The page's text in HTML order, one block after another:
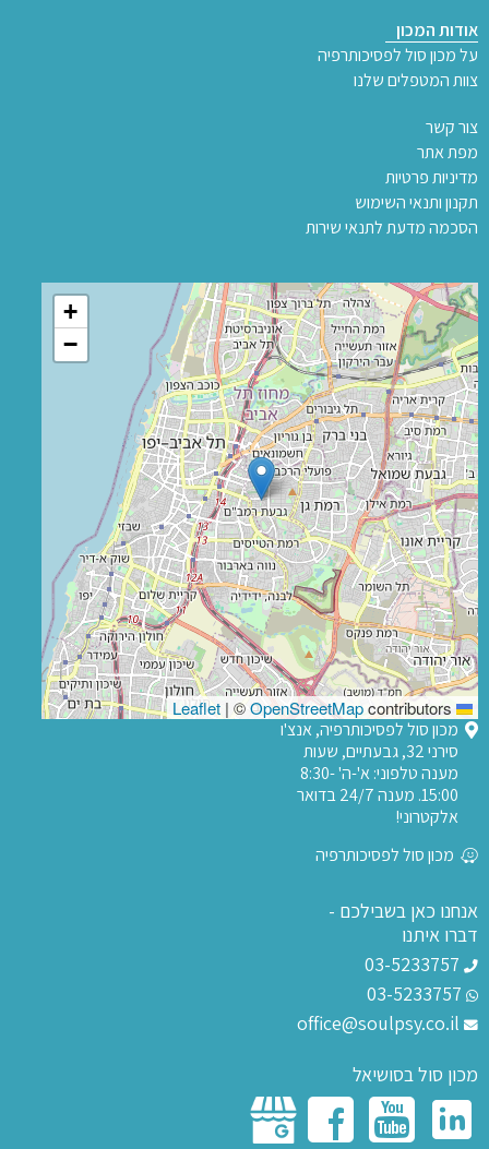
אודות המכון
על מכון סול לפסיכותרפיה
צוות המטפלים שלנו
צור קשר
מפת אתר
מדיניות פרטיות
תקנון ותנאי השימוש
הסכמה מדעת לתנאי שירות
+
−
| ©OpenStreetMapcontributors
מכון סול לפסיכותרפיה, אנצ'ו
סירני 32, גבעתיים, שעות
מענה טלפוני: א'-ה' 8:30-
15:00. מענה 24/7 בדואר
אלקטרוני!
מכון סול לפסיכותרפיה
אנחנו כאן בשבילכם -
דברו איתנו
מכון סול בסושיאל